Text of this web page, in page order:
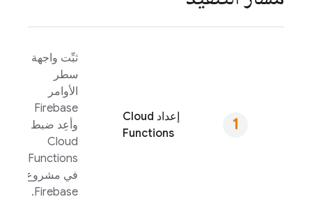
إعداد Cloud
Functions
ثبِّت واجهة
سطر
الأوامر
Firebase
وأعِد ضبط
Cloud
Functions
في مشروع
Firebase.